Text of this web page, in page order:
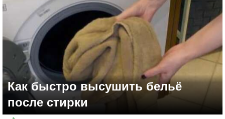
Как быстро высушить бельё
после стирки